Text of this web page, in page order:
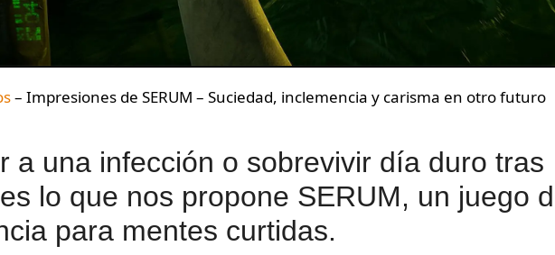
– Impresiones de SERUM – Suciedad, inclemencia y carisma en otro futuro
a una infección o sobrevivir día duro tras
lo que nos propone SERUM, un juego
para mentes curtidas.